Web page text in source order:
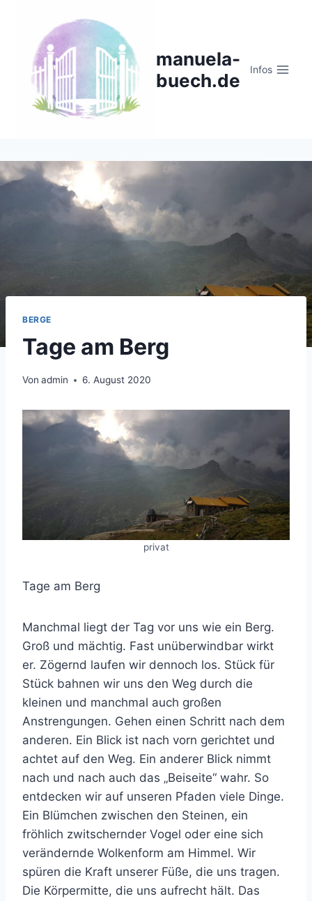
springen
manuela-
buech.de
Infos
BERGE
Tage am Berg
Von admin 6. August 2020
privat
Tage am Berg
Manchmal liegt der Tag vor uns wie ein Berg.
Groß und mächtig. Fast unüberwindbar wirkt
er. Zögernd laufen wir dennoch los. Stück für
Stück bahnen wir uns den Weg durch die
kleinen und manchmal auch großen
Anstrengungen. Gehen einen Schritt nach dem
anderen. Ein Blick ist nach vorn gerichtet und
achtet auf den Weg. Ein anderer Blick nimmt
nach und nach auch das „Beiseite“ wahr. So
entdecken wir auf unseren Pfaden viele Dinge.
Ein Blümchen zwischen den Steinen, ein
fröhlich zwitschernder Vogel oder eine sich
verändernde Wolkenform am Himmel. Wir
spüren die Kraft unserer Füße, die uns tragen.
Die Körpermitte, die uns aufrecht hält. Das